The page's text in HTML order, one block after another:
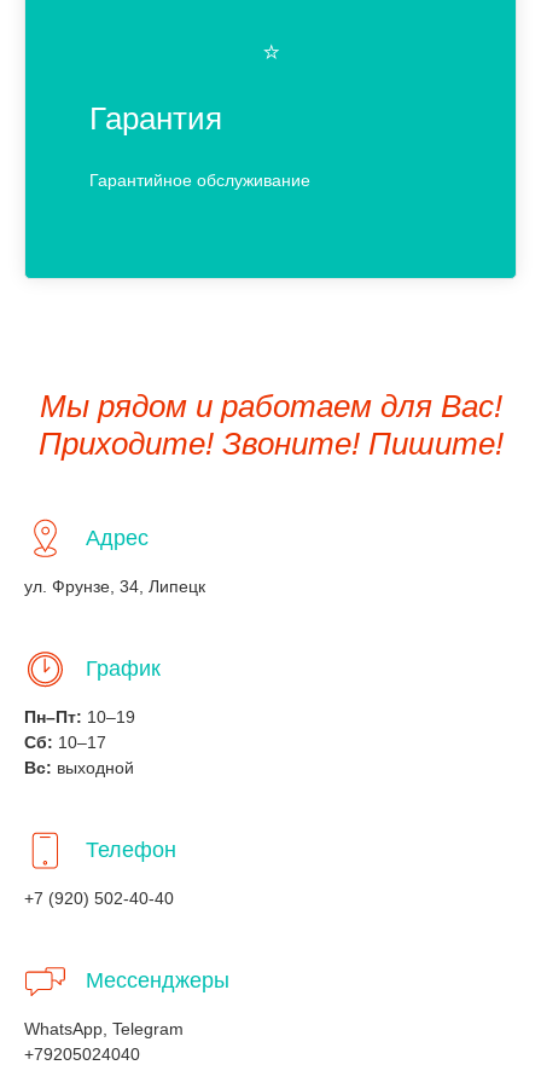
⭐️
Гарантия
Гарантийное обслуживание
Мы рядом и работаем для Вас!
Приходите! Звоните! Пишите!
Адрес
ул. Фрунзе, 34, Липецк
График
Пн–Пт: 10–19
Сб: 10–17
Вс: выходной
Телефон
+7 (920) 502-40-40
Мессенджеры
WhatsApp, Telegram
+79205024040